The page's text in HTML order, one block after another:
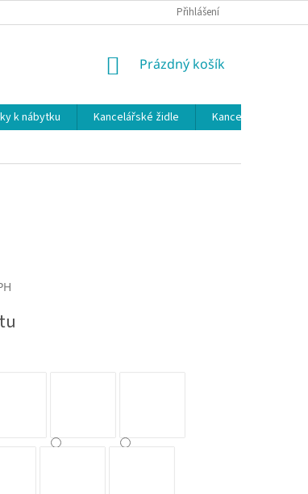
Přihlášení
NÁKUPNÍ
Prázdný košík
k nábytku Kancelářské židle
Kancelářské